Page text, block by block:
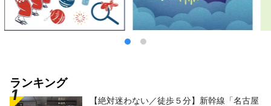
ランキング
【絶対迷わない／徒歩５分】新幹線「名古屋